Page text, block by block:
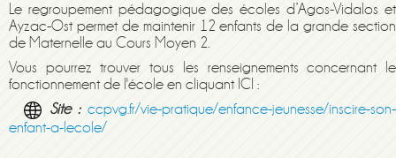
Le regroupement pédagogique des écoles d’Agos-Vidalos et
Ayzac-Ost permet de maintenir 12 enfants de la grande section
de Maternelle au Cours Moyen 2.
Vous pourrez trouver tous les renseignements concernant le
fonctionnement de l'école en cliquant ICI :
Site : ccpvg.fr/vie-pratique/enfance-jeunesse/inscire-son-
enfant-a-lecole/